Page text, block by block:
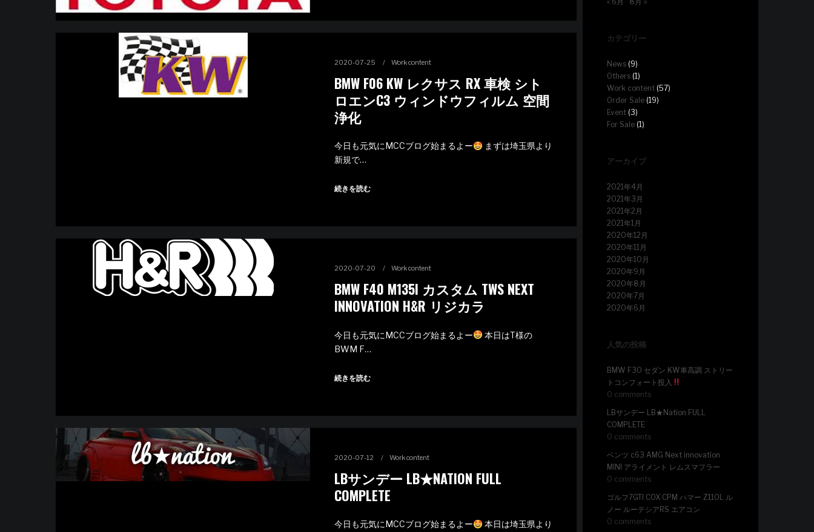
2020-07-25 Work content
BMW F06 KW レクサス RX 車検 シト
ロエンC3 ウィンドウフィルム 空間
浄化
今日も元気にMCCブログ始まるよー
まずは埼玉県より
新規で…
続きを読む
2020-07-20 Work content
BMW F40 M135I カスタム TWS NEXT
INNOVATION H&R リジカラ
今日も元気にMCCブログ始まるよー
本日はT様の
BWM F…
続きを読む
2020-07-12 Work content
LBサンデー LB★NATION FULL
COMPLETE
今日も元気にMCCブログ始まるよー
本日は埼玉県より
カテゴリー
News (9)
Others (1)
Work content (57)
Order Sale (19)
Event (3)
For Sale (1)
アーカイブ
2021年4月
2021年3月
2021年2月
2021年1月
2020年12月
2020年11月
2020年10月
2020年9月
2020年8月
2020年7月
2020年6月
人気の投稿
BMW F30 セダン KW車高調 ストリー
トコンフォート投入
0 comments
LBサンデー LB★Nation FULL
COMPLETE
0 comments
ベンツ c63 AMG Next innovation
MINI アライメント レムスマフラー
0 comments
ゴルフ7GTI COX CPM ハマー Z110L ル
ノー ルーテシアRS エアコン
0 comments